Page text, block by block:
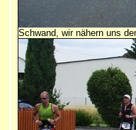
Schwand, wir nähern uns